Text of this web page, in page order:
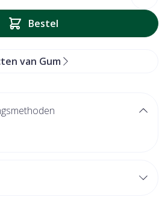
Bestel
van Gum